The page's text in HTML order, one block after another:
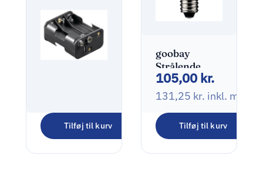
goobay 6x AA
batteriholder
105,00kr.
Tilføj til kurv
goobay
Strålende
lyspære 0.5W
105,00 kr.
131,25 kr. inkl. moms
Tilføj til kurv